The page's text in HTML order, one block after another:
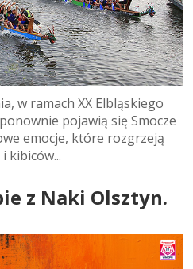
w ramach XX Elbląskiego
pojawią się Smocze
emocje, które rozgrzeją
kibiców...
z Naki Olsztyn.